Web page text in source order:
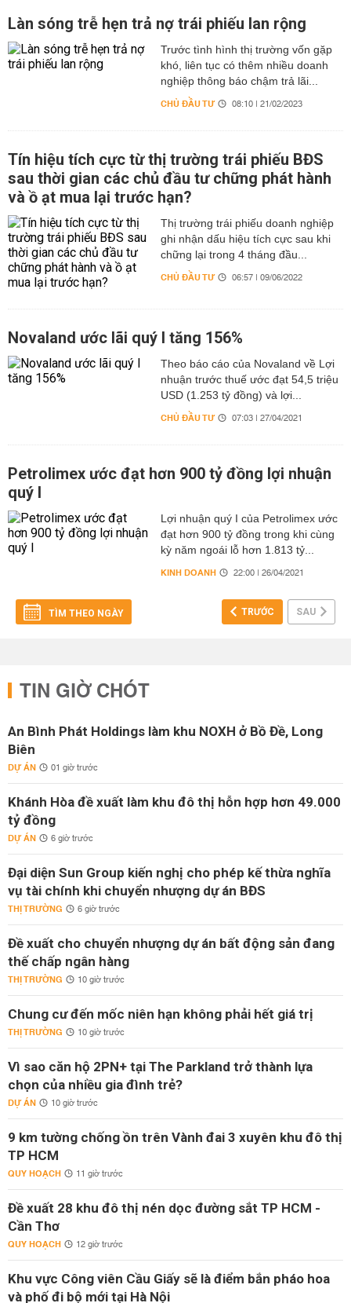
Làn sóng trễ hẹn trả nợ trái phiếu lan rộng
Trước tình hình thị trường vốn gặp
khó, liên tục có thêm nhiều doanh
nghiệp thông báo chậm trả lãi...
CHỦ ĐẦU TƯ 08:10 | 21/02/2023
Tín hiệu tích cực từ thị trường trái phiếu BĐS
sau thời gian các chủ đầu tư chững phát hành
và ồ ạt mua lại trước hạn?
Thị trường trái phiếu doanh nghiệp
ghi nhận dấu hiệu tích cực sau khi
chững lại trong 4 tháng đầu...
CHỦ ĐẦU TƯ 06:57 | 09/06/2022
Novaland ước lãi quý I tăng 156%
Theo báo cáo của Novaland về Lợi
nhuận trước thuế ước đạt 54,5 triệu
USD (1.253 tỷ đồng) và lợi...
CHỦ ĐẦU TƯ 07:03 | 27/04/2021
Petrolimex ước đạt hơn 900 tỷ đồng lợi nhuận
quý I
Lợi nhuận quý I của Petrolimex ước
đạt hơn 900 tỷ đồng trong khi cùng
kỳ năm ngoái lỗ hơn 1.813 tỷ...
KINH DOANH 22:00 | 26/04/2021
TÌM THEO NGÀY TRƯỚC SAU
TIN GIỜ CHÓT
An Bình Phát Holdings làm khu NOXH ở Bồ Đề, Long
Biên
DỰ ÁN 01 giờ trước
Khánh Hòa đề xuất làm khu đô thị hỗn hợp hơn 49.000
tỷ đồng
DỰ ÁN 6 giờ trước
Đại diện Sun Group kiến nghị cho phép kế thừa nghĩa
vụ tài chính khi chuyển nhượng dự án BĐS
THỊ TRƯỜNG 6 giờ trước
Đề xuất cho chuyển nhượng dự án bất động sản đang
thế chấp ngân hàng
THỊ TRƯỜNG 10 giờ trước
Chung cư đến mốc niên hạn không phải hết giá trị
THỊ TRƯỜNG 10 giờ trước
Vì sao căn hộ 2PN+ tại The Parkland trở thành lựa
chọn của nhiều gia đình trẻ?
DỰ ÁN 10 giờ trước
9 km tường chống ồn trên Vành đai 3 xuyên khu đô thị
TP HCM
QUY HOẠCH 11 giờ trước
Đề xuất 28 khu đô thị nén dọc đường sắt TP HCM -
Cần Thơ
QUY HOẠCH 12 giờ trước
Khu vực Công viên Cầu Giấy sẽ là điểm bắn pháo hoa
và phố đi bộ mới tại Hà Nội